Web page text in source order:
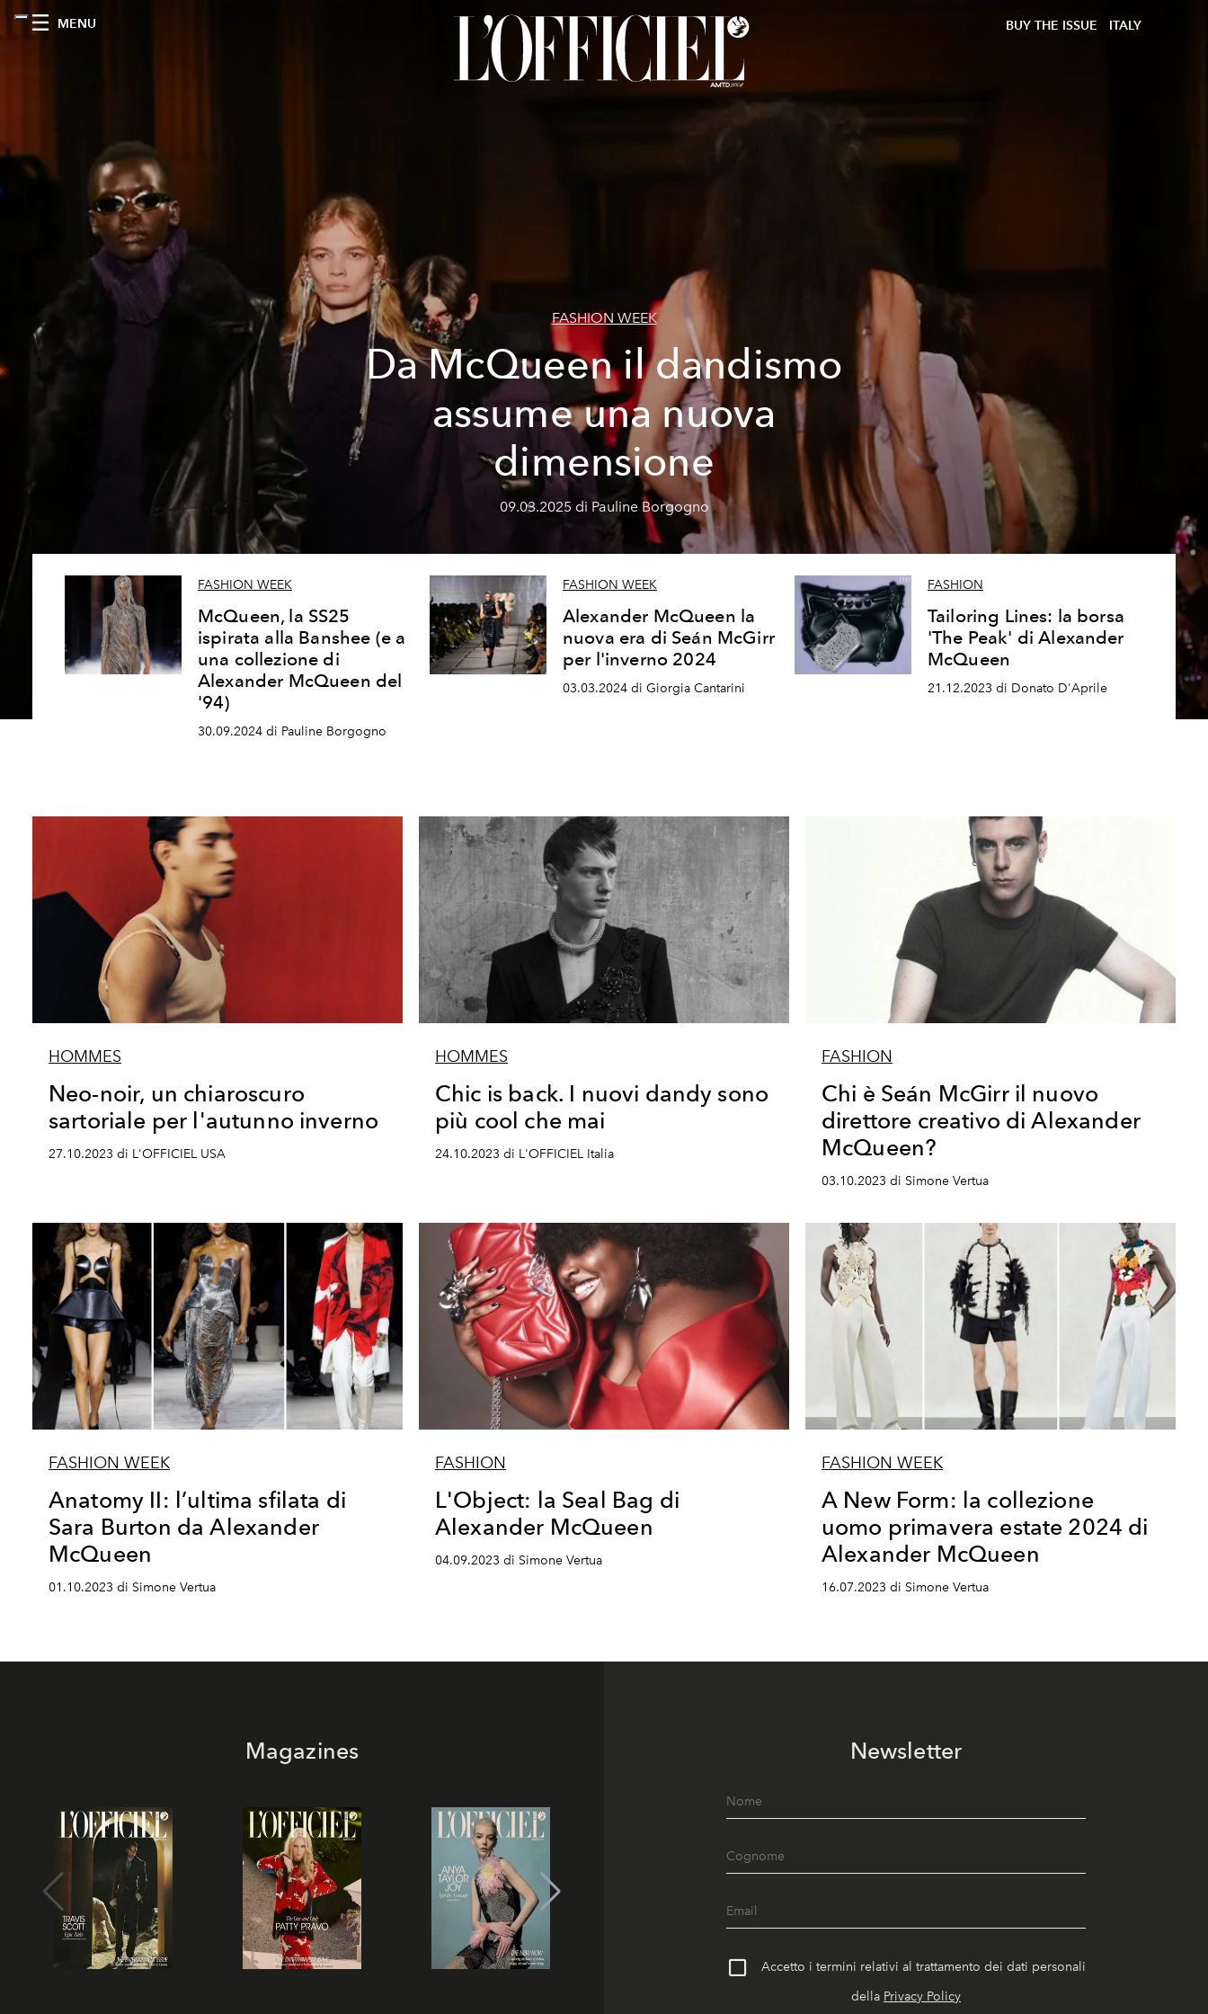
MENU BUY THE ISSUE ITALY
FASHION WEEK
Da McQueen il dandismo
assume una nuova
dimensione
09.03.2025 di Pauline Borgogno
FASHION WEEK
McQueen, la SS25
ispirata alla Banshee (e a
una collezione di
Alexander McQueen del
'94)
30.09.2024 di Pauline Borgogno
FASHION WEEK
Alexander McQueen la
nuova era di Seán McGirr
per l'inverno 2024
03.03.2024 di Giorgia Cantarini
FASHION
Tailoring Lines: la borsa
'The Peak' di Alexander
McQueen
21.12.2023 di Donato D'Aprile
HOMMES
Neo-noir, un chiaroscuro
sartoriale per l'autunno inverno
27.10.2023 di L'OFFICIEL USA
HOMMES
Chic is back. I nuovi dandy sono
più cool che mai
24.10.2023 di L'OFFICIEL Italia
FASHION
Chi è Seán McGirr il nuovo
direttore creativo di Alexander
McQueen?
03.10.2023 di Simone Vertua
FASHION WEEK
Anatomy II: l’ultima sfilata di
Sara Burton da Alexander
McQueen
01.10.2023 di Simone Vertua
FASHION
L'Object: la Seal Bag di
Alexander McQueen
04.09.2023 di Simone Vertua
FASHION WEEK
A New Form: la collezione
uomo primavera estate 2024 di
Alexander McQueen
16.07.2023 di Simone Vertua
Magazines Newsletter
Accetto i termini relativi al trattamento dei dati personali
della Privacy Policy